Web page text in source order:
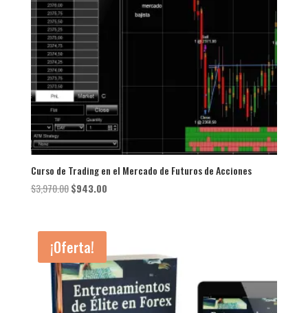
Curso de Trading en el Mercado de Futuros de Acciones
$3,970.00 El
era:
$3,970.00.
$943.00El
es:
¡Oferta!